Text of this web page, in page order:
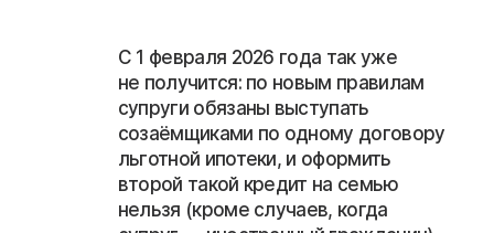
С 1 февраля 2026 года так уже
не получится: по новым правилам
супруги обязаны выступать
созаёмщиками по одному договору
льготной ипотеки, и оформить
второй такой кредит на семью
нельзя (кроме случаев, когда